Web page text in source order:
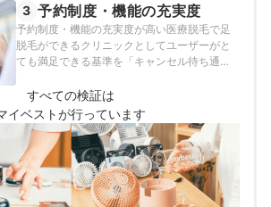
各クリニックの検証を行いました。
3 予約制度・機能の充実度
予約制度・機能の充実度が高い医療脱毛で足
脱毛ができるクリニックとしてユーザーがと
ても満足できる基準を「キャンセル待ち通知
けでなく、契約回数分の予約が取れるかつ店
舗間移動も可能な医療脱毛クリニック」と
し、以下の方法で各クリニックの検証を行い
ました。
すべての検証は
イベストが行っています